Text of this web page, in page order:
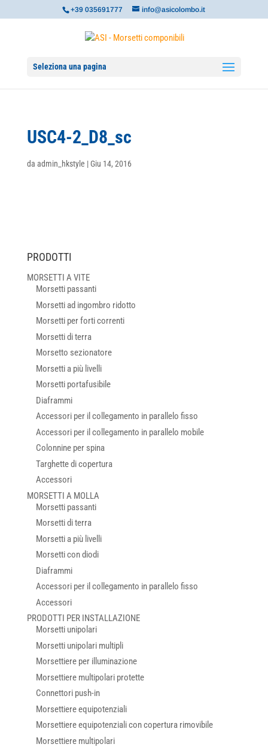
+39 035691777 info@asicolombo.it
Seleziona una pagina
USC4-2_D8_sc
da admin_hkstyle |Giu 14, 2016
PRODOTTI
MORSETTI A VITE
Morsetti passanti
Morsetti ad ingombro ridotto
Morsetti per forti correnti
Morsetti di terra
Morsetto sezionatore
Morsetti a più livelli
Morsetti portafusibile
Diaframmi
Accessori per il collegamento in parallelo fisso
Accessori per il collegamento in parallelo mobile
Colonnine per spina
Targhette di copertura
Accessori
MORSETTI A MOLLA
Morsetti passanti
Morsetti di terra
Morsetti a più livelli
Morsetti con diodi
Diaframmi
Accessori per il collegamento in parallelo fisso
Accessori
PRODOTTI PER INSTALLAZIONE
Morsetti unipolari
Morsetti unipolari multipli
Morsettiere per illuminazione
Morsettiere multipolari protette
Connettori push-in
Morsettiere equipotenziali
Morsettiere equipotenziali con copertura rimovibile
Morsettiere multipolari